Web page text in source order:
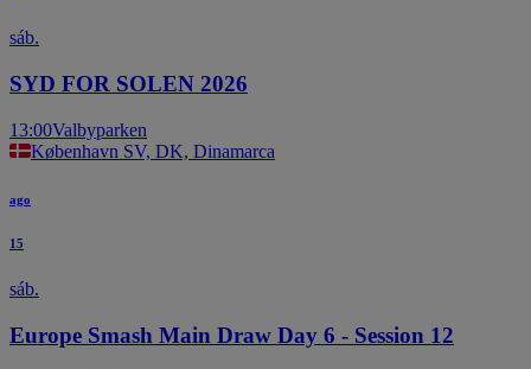
sáb.
SYD FOR SOLEN 2026
13:00Valbyparken
København SV, DK, Dinamarca
ago
15
sáb.
Europe Smash Main Draw Day 6 - Session 12